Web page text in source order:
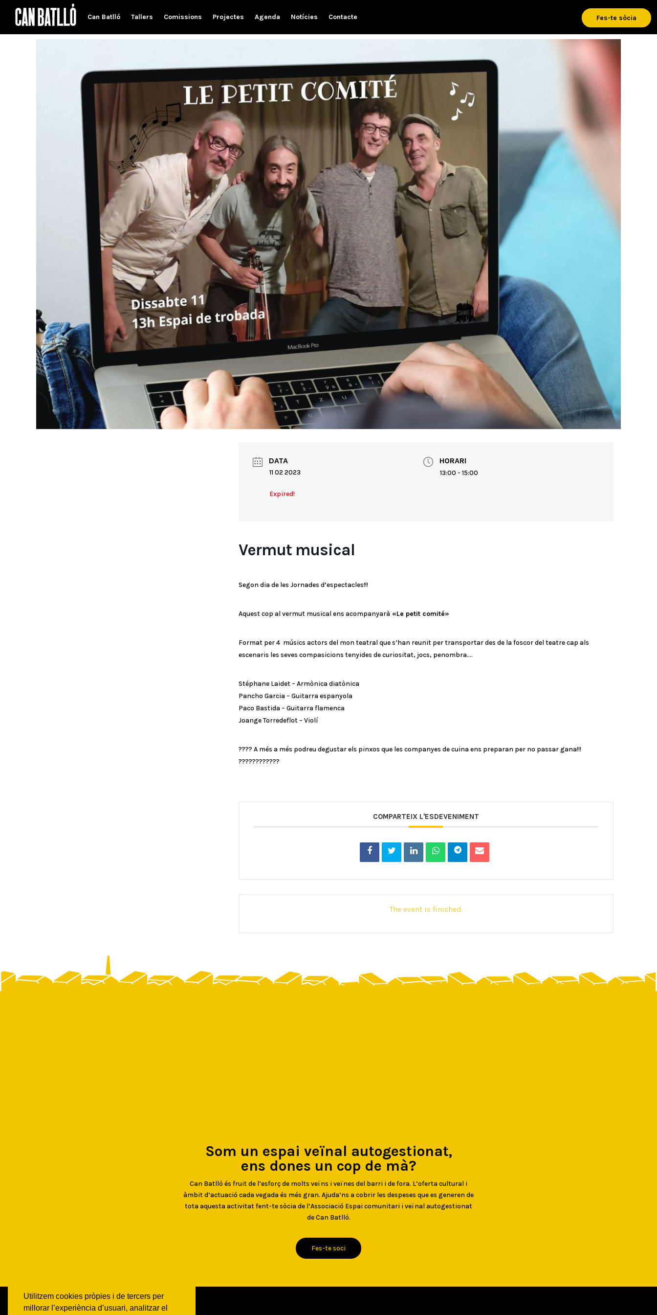
Utilitzem cookies pròpies i de tercers per
millorar l’experiència d’usuari, analitzar el
Can Batlló Tallers Comissions Projectes Agenda Notícies Contacte Fes-te sòcia
DATA
11 02 2023
Expired!
HORARI
13:00 - 15:00
Vermut musical
Segon dia de les Jornades d’espectacles!!!
Aquest cop al vermut musical ens acompanyarà «Le petit comité»
Format per 4 músics actors del mon teatral que s’han reunit per transportar des de la foscor del teatre cap als
escenaris les seves compasicions tenyides de curiositat, jocs, penombra….
Stéphane Laidet – Armònica diatònica
Pancho Garcia – Guitarra espanyola
Paco Bastida – Guitarra flamenca
Joange Torredeflot – Violí
???? A més a més podreu degustar els pinxos que les companyes de cuina ens preparan per no passar gana!!!
????????????
COMPARTEIX L'ESDEVENIMENT
The event is finished.
Som un espai veïnal autogestionat,
ens dones un cop de mà?
Can Batlló és fruit de l’esforç de molts veïns i veïnes del barri i de fora. L’oferta cultural i
àmbit d’actuació cada vegada és més gran. Ajuda’ns a cobrir les despeses que es generen de
tota aquesta activitat fent-te sòcia de l’Associació Espai comunitari i veïnal autogestionat
de Can Batlló.
Fes-te soci